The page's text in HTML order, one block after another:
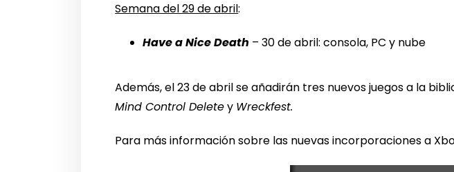
Semana del 29 de abril:
Have a Nice Death – 30 de abril: consola, PC y nube
Además, el 23 de abril se añadirán tres nuevos juegos a la
Mind Control Deletey Wreckfest.
Para más información sobre las nuevas incorporaciones a